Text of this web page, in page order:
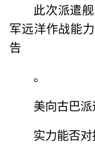
此次派遣
军远洋作战能
告
。
美向古巴
实力能否